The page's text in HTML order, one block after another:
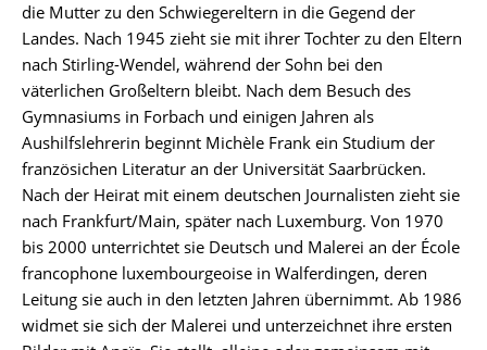
die Mutter zu den Schwiegereltern in die Gegend der
Landes. Nach 1945 zieht sie mit ihrer Tochter zu den Eltern
nach Stirling-Wendel, während der Sohn bei den
väterlichen Großeltern bleibt. Nach dem Besuch des
Gymnasiums in Forbach und einigen Jahren als
Aushilfslehrerin beginnt Michèle Frank ein Studium der
französichen Literatur an der Universität Saarbrücken.
Nach der Heirat mit einem deutschen Journalisten zieht sie
nach Frankfurt/Main, später nach Luxemburg. Von 1970
bis 2000 unterrichtet sie Deutsch und Malerei an der École
francophone luxembourgeoise in Walferdingen, deren
Leitung sie auch in den letzten Jahren übernimmt. Ab 1986
widmet sie sich der Malerei und unterzeichnet ihre ersten